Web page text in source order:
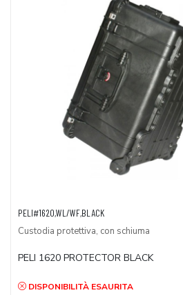
PELI#1620,WL/WF,BLACK
Custodia protettiva, con schiuma
PELI 1620 PROTECTOR BLACK
DISPONIBILITÀ ESAURITA